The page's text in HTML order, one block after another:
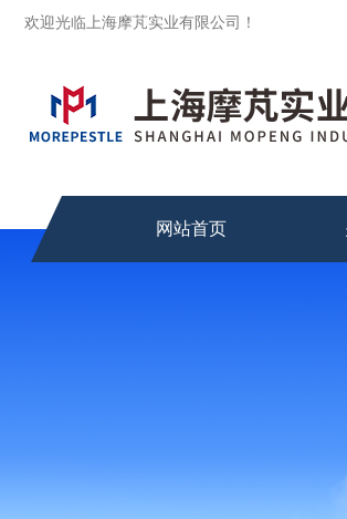
欢迎光临上海摩芃实业有限公司！
网站首页